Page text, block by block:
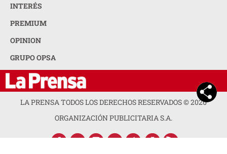
INTERÉS
PREMIUM
OPINION
GRUPO OPSA
LA PRENSA TODOS LOS DERECHOS RESERVADOS ©2026
ORGANIZACIÓN PUBLICITARIA S.A.